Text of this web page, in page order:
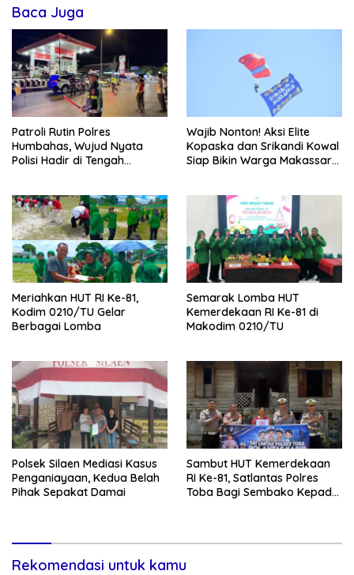
Baca Juga
Patroli Rutin Polres
Humbahas, Wujud Nyata
Polisi Hadir di Tengah
Wajib Nonton! Aksi Elite
Kopaska dan Srikandi Kowal
Siap Bikin Warga Makassar
Meriahkan HUT RI Ke-81,
Kodim 0210/TU Gelar
Berbagai Lomba
Semarak Lomba HUT
Kemerdekaan RI Ke-81 di
Makodim 0210/TU
Polsek Silaen Mediasi Kasus
Penganiayaan, Kedua Belah
Pihak Sepakat Damai
Sambut HUT Kemerdekaan
RI Ke-81, Satlantas Polres
Toba Bagi Sembako Kepada
Rekomendasi untuk kamu